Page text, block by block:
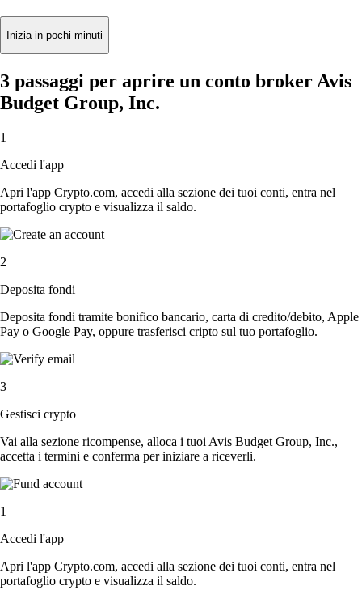
Inizia in pochi minuti
3 passaggi per aprire un conto broker Avis
Budget Group, Inc.
1
Accedi l'app
Apri l'app Crypto.com, accedi alla sezione dei tuoi conti, entra nel
portafoglio crypto e visualizza il saldo.
2
Deposita fondi
Deposita fondi tramite bonifico bancario, carta di credito/debito, Apple
Pay o Google Pay, oppure trasferisci cripto sul tuo portafoglio.
3
Gestisci crypto
Vai alla sezione ricompense, alloca i tuoi Avis Budget Group, Inc.,
accetta i termini e conferma per iniziare a riceverli.
1
Accedi l'app
Apri l'app Crypto.com, accedi alla sezione dei tuoi conti, entra nel
portafoglio crypto e visualizza il saldo.